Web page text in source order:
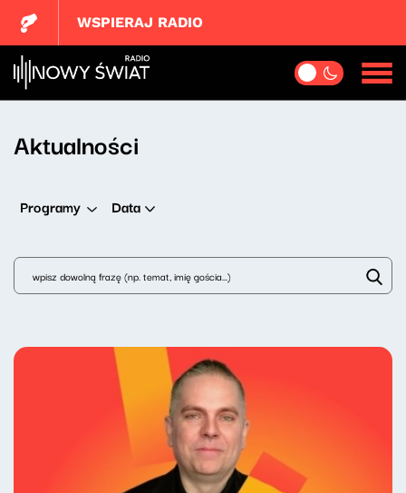
WSPIERAJ RADIO
Aktualności
Programy Data